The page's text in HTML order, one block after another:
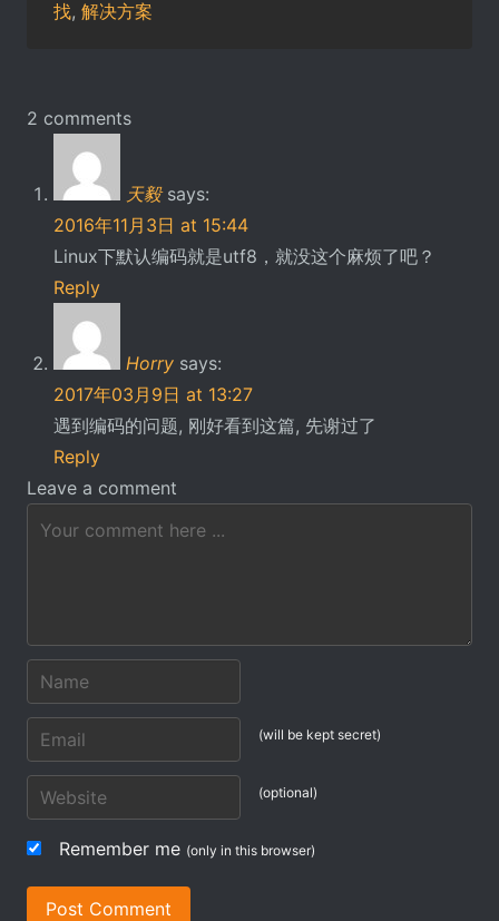
找, 解决方案
2 comments
天毅 says:
2016年11月3日 at 15:44
Linux下默认编码就是utf8，就没这个麻烦了吧？
Reply
Horry says:
2017年03月9日 at 13:27
遇到编码的问题, 刚好看到这篇, 先谢过了
Reply
Leave a comment
(will be kept secret)
(optional)
Remember me (only in this browser)
Post Comment